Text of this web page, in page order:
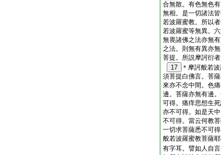
合無散。有色無色
無相。是一切諸法
若波羅蜜教。所以
若波羅蜜等無異。
無畏諸佛之法亦無
之法。則無有異亦
菩提。所説摩訶衍
17
＊摩訶般若
須菩提白佛言。菩
來亦不念中間。色
邊。菩薩亦無有邊
可得。痛痒思想生
亦不可得。如是天
不可得。當云何教
一切求菩薩悉不可
般若波羅蜜教菩薩
有字耳。譬如人自